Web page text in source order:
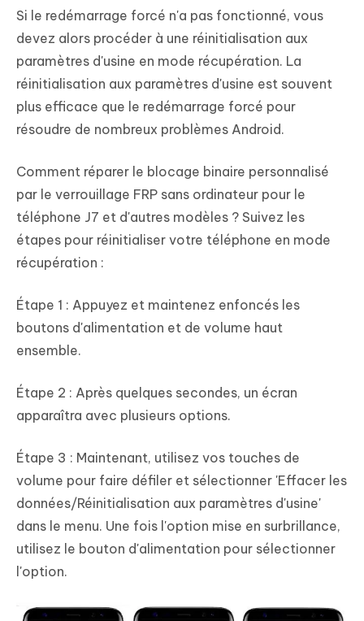
Si le redémarrage forcé n'a pas fonctionné, vous
devez alors procéder à une réinitialisation aux
paramètres d'usine en mode récupération. La
réinitialisation aux paramètres d'usine est souvent
plus efficace que le redémarrage forcé pour
résoudre de nombreux problèmes Android.
Comment réparer le blocage binaire personnalisé
par le verrouillage FRP sans ordinateur pour le
téléphone J7 et d'autres modèles ? Suivez les
étapes pour réinitialiser votre téléphone en mode
récupération :
Étape 1 : Appuyez et maintenez enfoncés les
boutons d'alimentation et de volume haut
ensemble.
Étape 2 : Après quelques secondes, un écran
apparaîtra avec plusieurs options.
Étape 3 : Maintenant, utilisez vos touches de
volume pour faire défiler et sélectionner 'Effacer les
données/Réinitialisation aux paramètres d'usine'
dans le menu. Une fois l'option mise en surbrillance,
utilisez le bouton d'alimentation pour sélectionner
l'option.